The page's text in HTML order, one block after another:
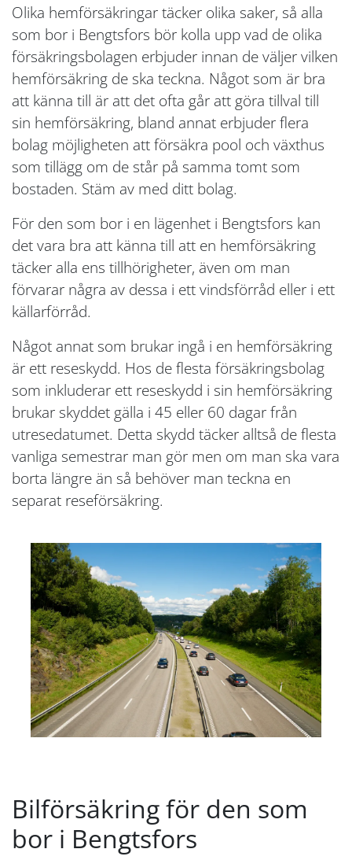
Olika hemförsäkringar täcker olika saker, så alla
som bor i Bengtsfors bör kolla upp vad de olika
försäkringsbolagen erbjuder innan de väljer vilken
hemförsäkring de ska teckna. Något som är bra
att känna till är att det ofta går att göra tillval till
sin hemförsäkring, bland annat erbjuder flera
bolag möjligheten att försäkra pool och växthus
som tillägg om de står på samma tomt som
bostaden. Stäm av med ditt bolag.
För den som bor i en lägenhet i Bengtsfors kan
det vara bra att känna till att en hemförsäkring
täcker alla ens tillhörigheter, även om man
förvarar några av dessa i ett vindsförråd eller i ett
källarförråd.
Något annat som brukar ingå i en hemförsäkring
är ett reseskydd. Hos de flesta försäkringsbolag
som inkluderar ett reseskydd i sin hemförsäkring
brukar skyddet gälla i 45 eller 60 dagar från
utresedatumet. Detta skydd täcker alltså de flesta
vanliga semestrar man gör men om man ska vara
borta längre än så behöver man teckna en
separat reseförsäkring.
Bilförsäkring för den som
bor i Bengtsfors